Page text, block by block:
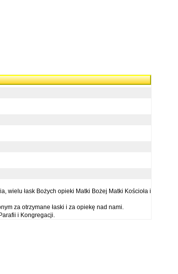
wielu łask Bożych opieki Matki Bożej Matki Kościoła i
za otrzymane łaski i za opiekę nad nami.
i Kongregacji.